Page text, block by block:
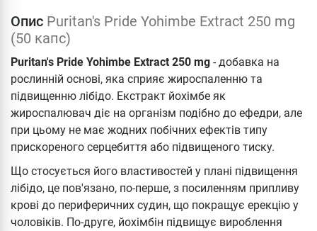
Опис Puritan's Pride Yohimbe Extract 250 mg
(50 капс)
Puritan's Pride Yohimbe Extract 250 mg - добавка на
рослинній основі, яка сприяє жироспаленню та
підвищенню лібідо. Екстракт йохімбе як
жироспалювач діє на організм подібно до ефедри, але
при цьому не має жодних побічних ефектів типу
прискореного серцебиття або підвищеного тиску.
Що стосується його властивостей у плані підвищення
лібідо, це пов'язано, по-перше, з посиленням припливу
крові до периферичних судин, що покращує ерекцію у
чоловіків. По-друге, йохімбін підвищує вироблення